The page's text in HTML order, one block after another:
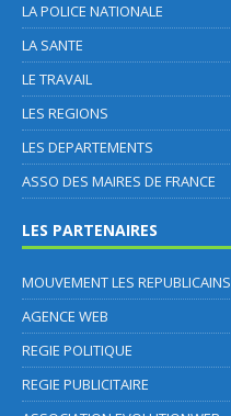
LA POLICE NATIONALE
LA SANTE
LE TRAVAIL
LES REGIONS
LES DEPARTEMENTS
ASSO DES MAIRES DE FRANCE
LES PARTENAIRES
MOUVEMENT LES REPUBLICAINS
AGENCE WEB
REGIE POLITIQUE
REGIE PUBLICITAIRE